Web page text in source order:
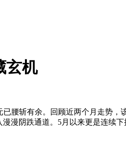
玄机
已腰斩有余。回顾近两个月走势，
漫阴跌通道。5月以来更是连续下